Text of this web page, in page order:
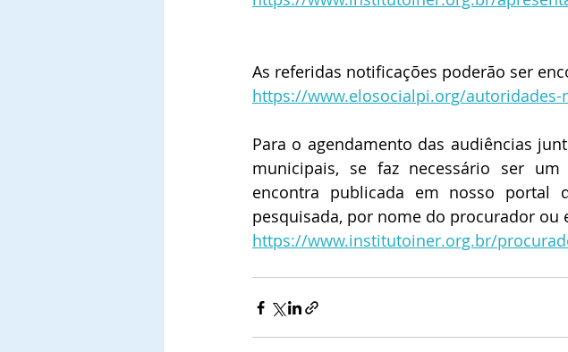
As referidas notificações poderão ser
https://www.elosocialpi.org/autoridades-
Para o agendamento das audiências
municipais, se faz necessário ser
encontra publicada em nosso
pesquisada, por nome do procurador ou
https://www.institutoiner.org.br/